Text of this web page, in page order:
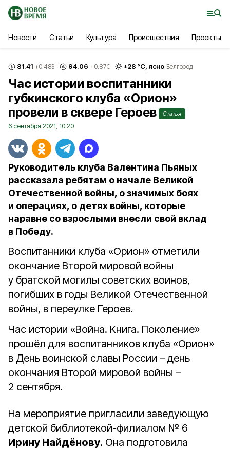
Новости Статьи Культура Происшествия Проекты
81.41 +0.48$ 94.06 +0.87€ +28 °С, ясно Белгород
Час истории воспитанники
губкинского клуба «Орион»
провели в сквере Героев
Статья
6 сентября 2021, 10:20
Руководитель клуба Валентина Пьяных
рассказала ребятам о начале Великой
Отечественной войны, о значимых боях
и операциях, о детях войны, которые
наравне со взрослыми внесли свой вклад
в Победу.
Воспитанники клуба «Орион» отметили
окончание Второй мировой войны
у братской могилы советских воинов,
погибших в годы Великой Отечественной
войны, в переулке Героев.
Час истории «Война. Книга. Поколение»
прошёл для воспитанников клуба «Орион»
в День воинской славы России – день
окончания Второй мировой войны –
2 сентября.
На мероприятие пригласили заведующую
детской библиотекой-филиалом № 6
Ирину Найдёнову. Она подготовила